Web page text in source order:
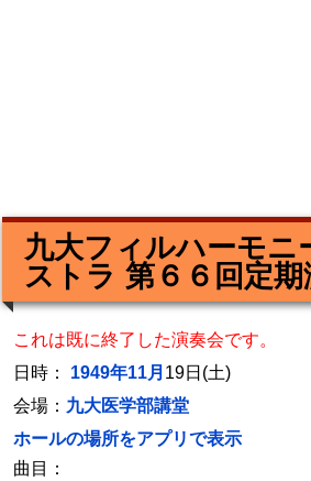
九大フィルハーモニ
ストラ 第６６回定期
これは既に終了した演奏会です。
日時： 1949年11月 19日(土)
会場： 九大医学部講堂
ホールの場所をアプリで表示
曲目：